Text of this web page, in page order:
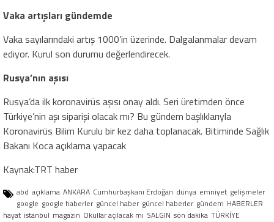
Vaka artışları gündemde
Vaka sayılarındaki artış 1000’in üzerinde. Dalgalanmalar devam
ediyor. Kurul son durumu değerlendirecek.
Rusya’nın aşısı
Rusya’da ilk koronavirüs aşısı onay aldı. Seri üretimden önce
Türkiye’nin aşı siparişi olacak mı? Bu gündem başlıklarıyla
Koronavirüs Bilim Kurulu bir kez daha toplanacak. Bitiminde Sağlık
Bakanı Koca açıklama yapacak
Kaynak:TRT haber
abd açıklama ANKARA Cumhurbaşkanı Erdoğan dünya emniyet gelişmeler
google google haberler güncel haber güncel haberler gündem HABERLER
hayat istanbul magazin Okullar açılacak mı SALGIN son dakika TÜRKİYE